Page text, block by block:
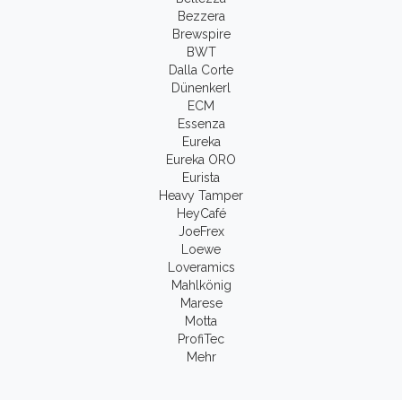
Bezzera
Brewspire
BWT
Dalla Corte
Dünenkerl
ECM
Essenza
Eureka
Eureka ORO
Eurista
Heavy Tamper
HeyCafé
JoeFrex
Loewe
Loveramics
Mahlkönig
Marese
Motta
ProfiTec
Mehr